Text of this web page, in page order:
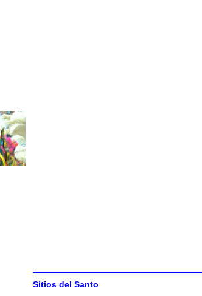
Sitios del Santo